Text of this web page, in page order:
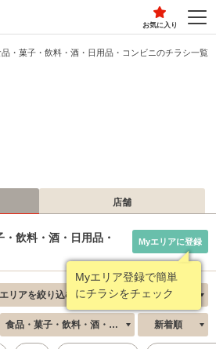
お気に入り
品・菓子・飲料・酒・日用品・コンビニのチラシ一覧
店舗
飲料・酒・日用品・
Myエリア登録で簡単
にチラシをチェック
Myエリアに登録
エリアを絞り込む
食品・菓子・飲料・酒・日用品・コンビニ 新着順